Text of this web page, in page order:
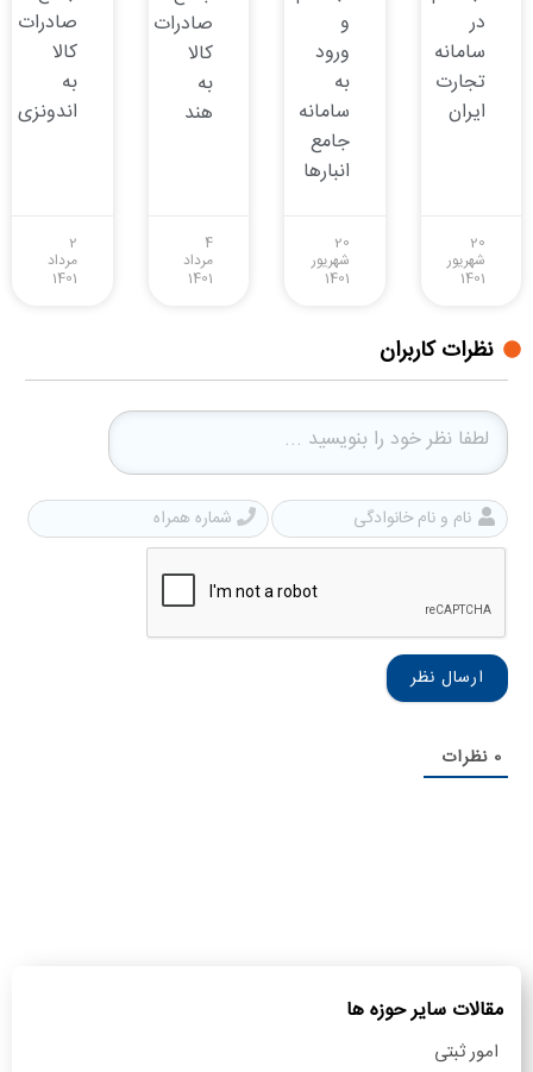
در
سامانه
تجارت
ایران
20
شهریور
1401
و
ورود
به
سامانه
جامع
انبارها
20
شهریور
1401
صادرات
کالا
به
هند
4
مرداد
1401
صادرات
کالا
به
اندونزی
2
مرداد
1401
نظرات کاربران
نام
و
نام
0 نظرات
مقالات سایر حوزه ها
امور ثبتی